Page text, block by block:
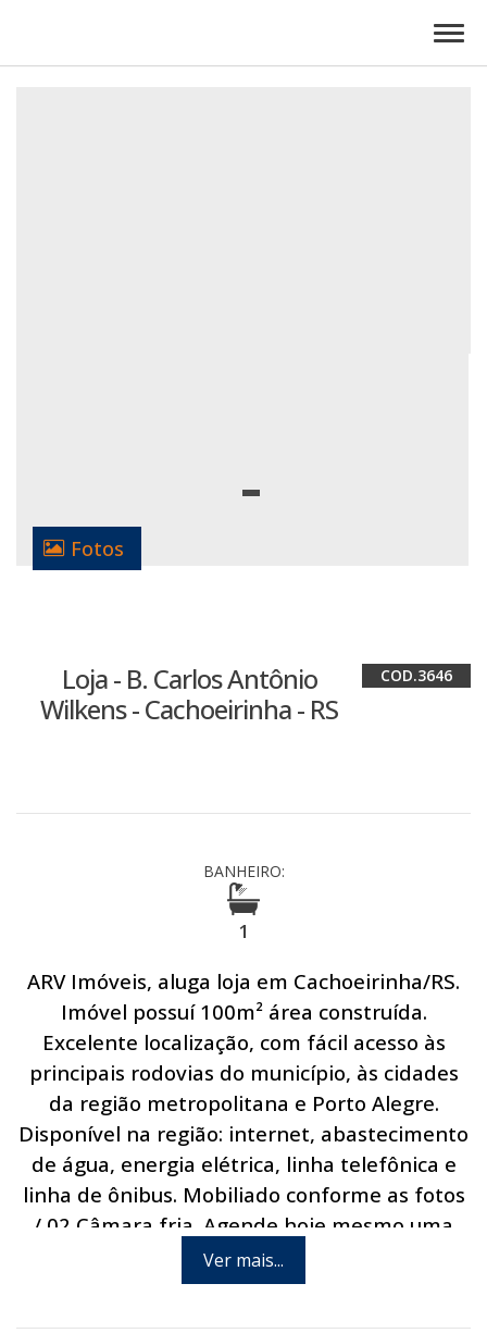
Fotos
Loja - B. Carlos Antônio
Wilkens - Cachoeirinha - RS
3646
BANHEIRO:
1
ARV Imóveis, aluga loja em Cachoeirinha/RS.
Imóvel possuí 100m² área construída.
Excelente localização, com fácil acesso às
principais rodovias do município, às cidades
da região metropolitana e Porto Alegre.
Disponível na região: internet, abastecimento
de água, energia elétrica, linha telefônica e
linha de ônibus. Mobiliado conforme as fotos
/ 02 Câmara fria. Agende hoje mesmo uma
visita com um de nossos consultores.
Ver mais...